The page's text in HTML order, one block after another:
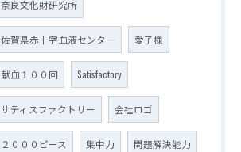
奈良文化財研究所
佐賀県赤十字血液センター 愛子様
献血１００回 Satisfactory
サティスファクトリー 会社ロゴ
２０００ピース 集中力 問題解決能力